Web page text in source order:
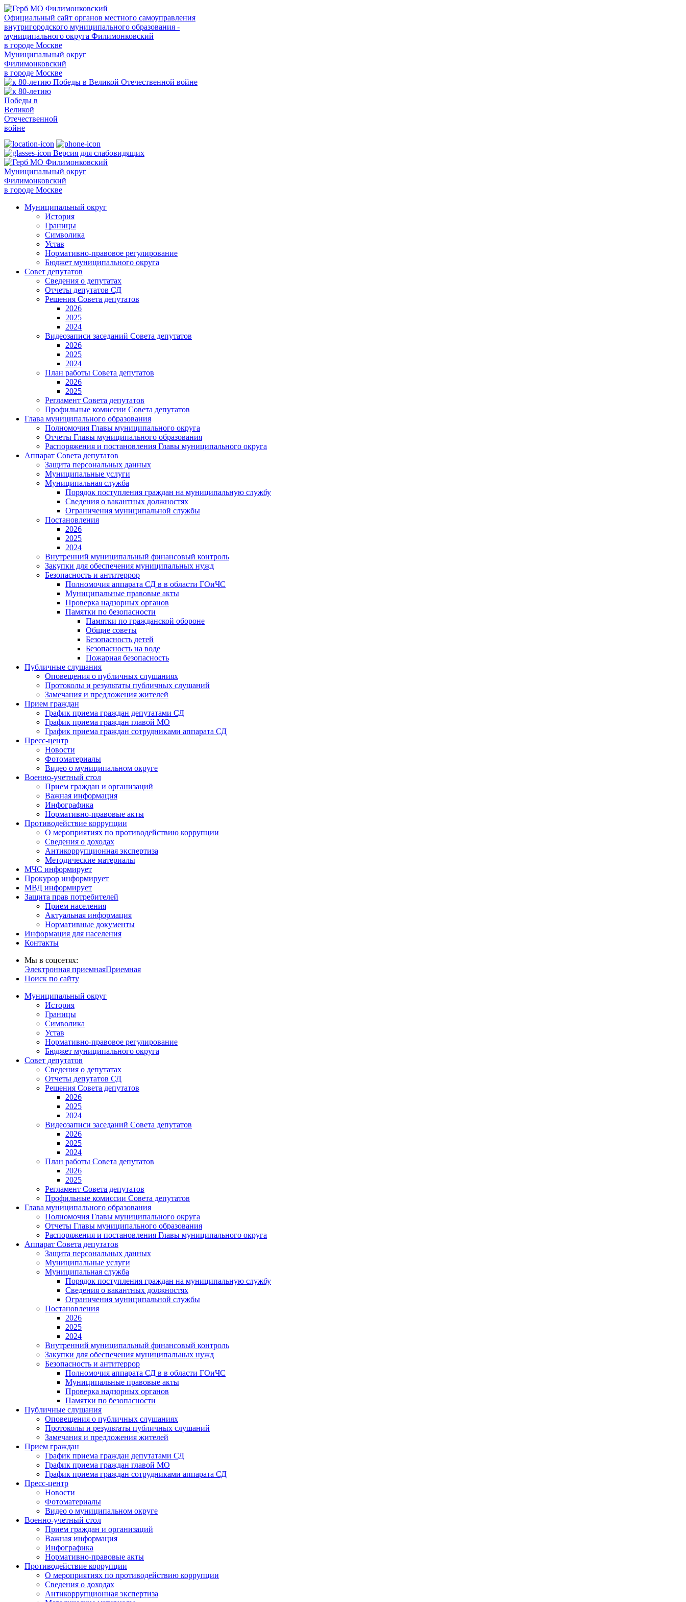
Официальный сайт органов местного самоуправления
внутригородского муниципального образования -
муниципального округа Филимонковский
в городе Москве
Муниципальный округ
Филимонковский
в городе Москве
Версия для слабовидящих
Муниципальный округ
Филимонковский
в городе Москве
Муниципальный округ
История
Границы
Символика
Устав
Нормативно-правовое регулирование
Бюджет муниципального округа
Совет депутатов
Сведения о депутатах
Отчеты депутатов СД
Решения Совета депутатов
2026
2025
2024
Видеозаписи заседаний Совета депутатов
2026
2025
2024
План работы Совета депутатов
2026
2025
Регламент Совета депутатов
Профильные комиссии Совета депутатов
Глава муниципального образования
Полномочия Главы муниципального округа
Отчеты Главы муниципального образования
Распоряжения и постановления Главы муниципального округа
Аппарат Совета депутатов
Защита персональных данных
Муниципальные услуги
Муниципальная служба
Порядок поступления граждан на муниципальную службу
Сведения о вакантных должностях
Ограничения муниципальной службы
Постановления
2026
2025
2024
Внутренний муниципальный финансовый контроль
Закупки для обеспечения муниципальных нужд
Безопасность и антитеррор
Полномочия аппарата СД в в области ГОиЧС
Муниципальные правовые акты
Проверка надзорных органов
Памятки по безопасности
Памятки по гражданской обороне
Общие советы
Безопасность детей
Безопасность на воде
Пожарная безопасность
Публичные слушания
Оповещения о публичных слушаниях
Протоколы и результаты публичных слушаний
Замечания и предложения жителей
Прием граждан
График приема граждан депутатами СД
График приема граждан главой МО
График приема граждан сотрудниками аппарата СД
Пресс-центр
Новости
Фотоматериалы
Видео о муниципальном округе
Военно-учетный стол
Прием граждан и организаций
Важная информация
Инфографика
Нормативно-правовые акты
Противодействие коррупции
О мероприятиях по противодействию коррупции
Сведения о доходах
Антикоррупционная экспертиза
Методические материалы
МЧС информирует
Прокурор информирует
МВД информирует
Защита прав потребителей
Прием населения
Актуальная информация
Нормативные документы
Информация для населения
Контакты
Мы в соцсетях:
Электронная приемнаяПриемная
Поиск по сайту
Муниципальный округ
История
Границы
Символика
Устав
Нормативно-правовое регулирование
Бюджет муниципального округа
Совет депутатов
Сведения о депутатах
Отчеты депутатов СД
Решения Совета депутатов
2026
2025
2024
Видеозаписи заседаний Совета депутатов
2026
2025
2024
План работы Совета депутатов
2026
2025
Регламент Совета депутатов
Профильные комиссии Совета депутатов
Глава муниципального образования
Полномочия Главы муниципального округа
Отчеты Главы муниципального образования
Распоряжения и постановления Главы муниципального округа
Аппарат Совета депутатов
Защита персональных данных
Муниципальные услуги
Муниципальная служба
Порядок поступления граждан на муниципальную службу
Сведения о вакантных должностях
Ограничения муниципальной службы
Постановления
2026
2025
2024
Внутренний муниципальный финансовый контроль
Закупки для обеспечения муниципальных нужд
Безопасность и антитеррор
Полномочия аппарата СД в в области ГОиЧС
Муниципальные правовые акты
Проверка надзорных органов
Памятки по безопасности
Публичные слушания
Оповещения о публичных слушаниях
Протоколы и результаты публичных слушаний
Замечания и предложения жителей
Прием граждан
График приема граждан депутатами СД
График приема граждан главой МО
График приема граждан сотрудниками аппарата СД
Пресс-центр
Новости
Фотоматериалы
Видео о муниципальном округе
Военно-учетный стол
Прием граждан и организаций
Важная информация
Инфографика
Нормативно-правовые акты
Противодействие коррупции
О мероприятиях по противодействию коррупции
Сведения о доходах
Антикоррупционная экспертиза